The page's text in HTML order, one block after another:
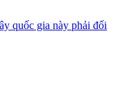
quốc gia này phải đối